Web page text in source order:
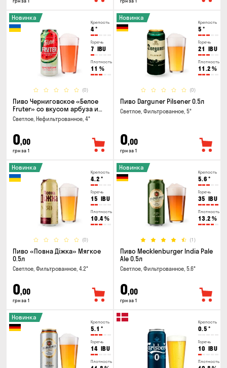
Крепость
4°
Горечь
7 IBU
Плотность
11 %
(0)
Новинка
Пиво Черниговское «Белое
Fruter» со вкусом арбуза и
мяты 0.5л
Светлое, Нефильтрованное, 4°
0,00
грн за 1
Крепость
5 °
Горечь
21 IBU
Плотность
11.2 %
(0)
Новинка
Пиво Darguner Pilsener 0.5л
Светлое, Фильтрованное, 5°
0,00
грн за 1
Крепость
4.2 °
Горечь
15 IBU
Плотность
10.4%
(0)
Новинка
Пиво «Повна Діжка» Мягкое
0.5л
Светлое, Фильтрованное, 4.2°
0,00
грн за 1
Крепость
5.6 °
Горечь
35 IBU
Плотность
13.2 %
(1)
Новинка
Пиво Mecklenburger India Pale
Ale 0.5л
Светлое, Фильтрованное, 5.6°
0,00
грн за 1
Крепость
5.1 °
Горечь
14 IBU
Плотность
Новинка
Крепость
0.5 °
Горечь
10 IBU
Плотность